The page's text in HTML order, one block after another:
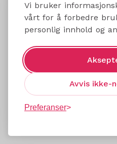
Vi bruker
vårt for å forbedre
personlig innhold og
Avvis ikke-
Preferanser